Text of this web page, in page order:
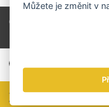
Zaujal vás tento článek?
Můžete je změnit v